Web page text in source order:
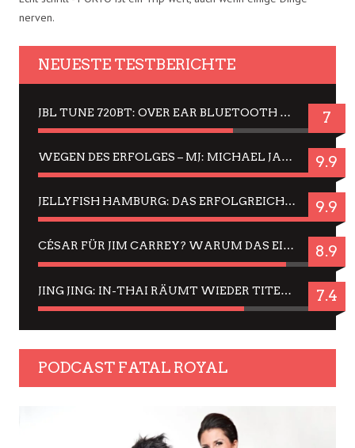
nerven.
NEUESTE TESTBERICHTE
JBL TUNE 720BT: OVER EAR BLUETOOTH KOPFHÖRER UM DIE 50,-€ IM DAUER-TEST 7
WEGEN DES ERFOLGES – MJ: MICHAEL JACKSON MUSICAL IN EINER MATINEE SEHEN 9.9
JELLYFISH HAMBURG: DAS ERFOLGREICHE SOMMER-MENÜ 2025 IN GEFÜHLEN UND BILDERN 9.9
CÉSAR FÜR JIM CARREY? WARUM DAS EINER DER NERVIGSTEN ACTORS IST UND BLEIBT 8.9
JING JING: IN-THAI RÄUMT WIEDER TITEL AB – EIN ZWEI-STUNDEN-ERLEBNISBERICHT 7.4
PODCAST FATAL ROYAL